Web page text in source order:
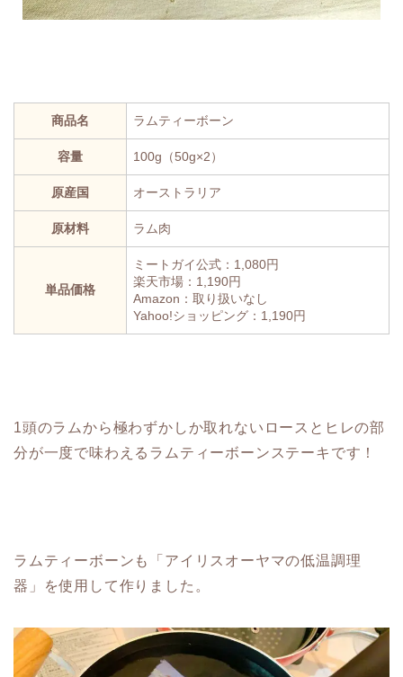
商品名 ラムティーボーン
容量 100g（50g×2）
原産国 オーストラリア
原材料 ラム肉
単品価格
ミートガイ公式：1,080円
楽天市場：1,190円
Amazon：取り扱いなし
Yahoo!ショッピング：1,190円
1頭のラムから極わずかしか取れないロースとヒレの部
分が一度で味わえるラムティーボーンステーキです！
ラムティーボーンも「アイリスオーヤマの低温調理
器」を使用して作りました。